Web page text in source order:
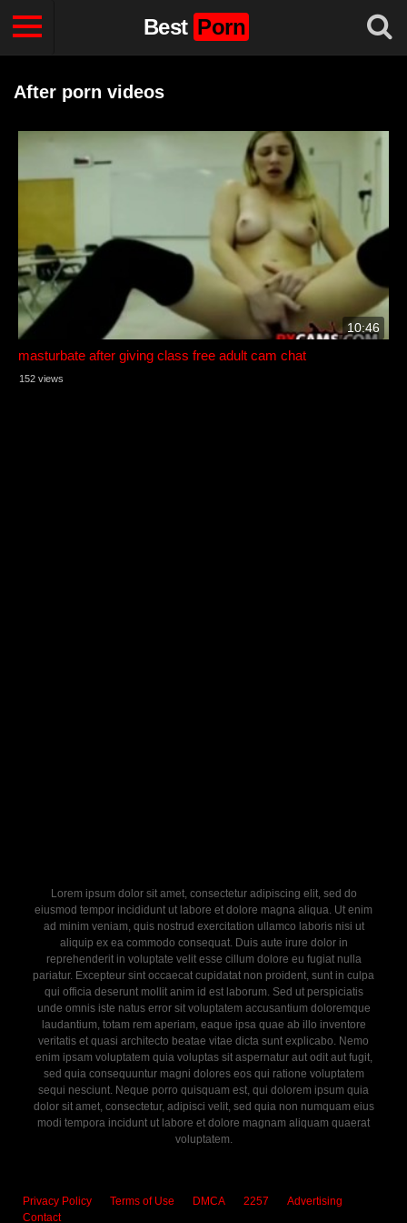
Best Porn
After porn videos
10:46
masturbate after giving class free adult cam chat
152 views
Lorem ipsum dolor sit amet, consectetur adipiscing elit, sed do
eiusmod tempor incididunt ut labore et dolore magna aliqua. Ut enim
ad minim veniam, quis nostrud exercitation ullamco laboris nisi ut
aliquip ex ea commodo consequat. Duis aute irure dolor in
reprehenderit in voluptate velit esse cillum dolore eu fugiat nulla
pariatur. Excepteur sint occaecat cupidatat non proident, sunt in culpa
qui officia deserunt mollit anim id est laborum. Sed ut perspiciatis
unde omnis iste natus error sit voluptatem accusantium doloremque
laudantium, totam rem aperiam, eaque ipsa quae ab illo inventore
veritatis et quasi architecto beatae vitae dicta sunt explicabo. Nemo
enim ipsam voluptatem quia voluptas sit aspernatur aut odit aut fugit,
sed quia consequuntur magni dolores eos qui ratione voluptatem
sequi nesciunt. Neque porro quisquam est, qui dolorem ipsum quia
dolor sit amet, consectetur, adipisci velit, sed quia non numquam eius
modi tempora incidunt ut labore et dolore magnam aliquam quaerat
voluptatem.
Privacy Policy Terms of Use DMCA 2257
Advertising
Contact